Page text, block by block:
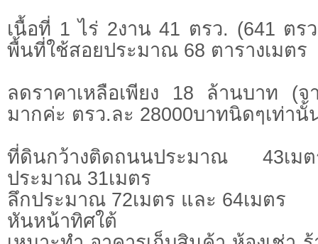
เนื้อที่ 1 ไร่ 2งาน 41 ตรว. (641 ต
พื้นที่ใช้สอยประมาณ 68 ตารางเมตร
ลดราคาเหลือเพียง 18 ล้านบาท (
มากค่ะ ตรว.ละ 28000บาทนิดๆเท่านั้
ที่ดินกว้างติดถนนประมาณ 43เม
ประมาณ 31เมตร
ลึกประมาณ 72เมตร และ 64เมตร
หันหน้าทิศใต้